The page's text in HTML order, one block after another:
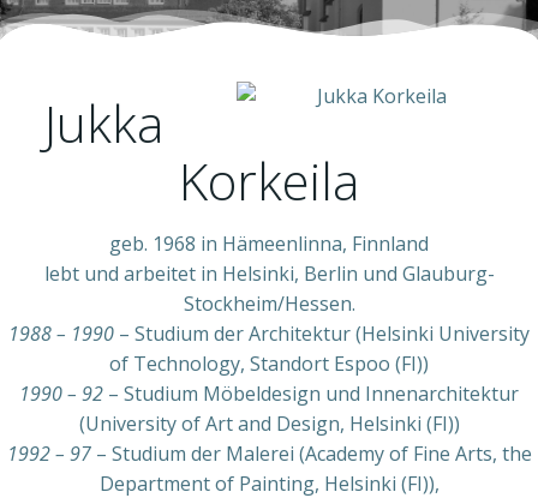
Jukka
Korkeila
geb. 1968 in Hämeenlinna, Finnland
lebt und arbeitet in Helsinki, Berlin und Glauburg-
Stockheim/Hessen.
1988 – 1990 – Studium der Architektur (Helsinki University
of Technology, Standort Espoo (FI))
1990 – 92 – Studium Möbeldesign und Innenarchitektur
(University of Art and Design, Helsinki (FI))
1992 – 97– Studium der Malerei (Academy of Fine Arts, the
Department of Painting, Helsinki (FI)),